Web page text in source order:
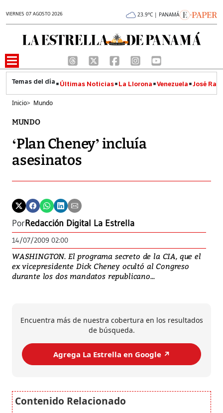
VIERNES 07 AGOSTO 2026 23.9°C | PANAMÁ
Últimas Noticias La Llorona Venezuela José
Inicio> Mundo
MUNDO
‘Plan Cheney’ incluía
asesinatos
PorRedacción Digital La Estrella
14/07/2009 02:00
WASHINGTON. El programa secreto de la CIA, que el
ex vicepresidente Dick Cheney ocultó al Congreso
durante los dos mandatos republicano...
Encuentra más de nuestra cobertura en los resultados
de búsqueda.
Agrega La Estrella en Google ↗️